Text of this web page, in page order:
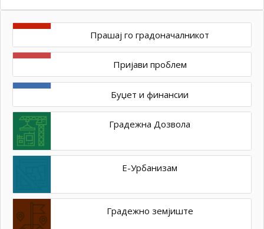
Прашај го градоначалникот
Пријави проблем
Буџет и финансии
Градежна Дозвола
Е-Урбанизам
Градежно земјиште